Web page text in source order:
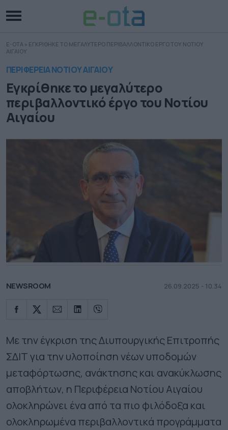
E-OTA » ΕΓΚΡΙΘΗΚΕ ΤΟ ΜΕΓΑΛΥΤΕΡΟ ΠΕΡΙΒΑΛΛΟΝΤΙΚΟ ΕΡΓΟ ΤΟΥ ΝΟΤΙΟΥ
ΑΙΓΑΙΟΥ
ΠΕΡΙΦΕΡΕΙΑ ΝΟΤΙΟΥ ΑΙΓΑΙΟΥ
Εγκρίθηκε το μεγαλύτερο
περιβαλλοντικό έργο του Νοτίου
Αιγαίου
NEWSROOM 26.09.2025 - 10.34
Με την έγκριση της Διυπουργικής Επιτροπής
ΣΔΙΤ για την υλοποίηση νέων υποδομών
μεταφόρτωσης, ανάκτησης και ανακύκλωσης
αποβλήτων, η Περιφέρεια Νοτίου Αιγαίου
ολοκληρώνει ένα από τα πιο φιλόδοξα και
ολοκληρωμένα περιβαλλοντικά προγράμματα